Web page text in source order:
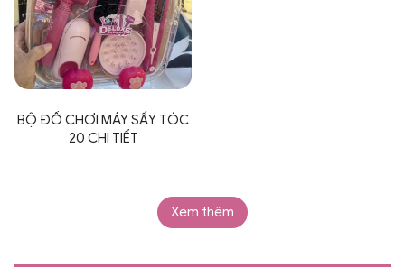
BỘ ĐỒ CHƠI MÁY SẤY TÓC
20 CHI TIẾT
Xem thêm